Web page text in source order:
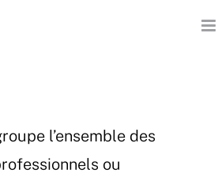
l’ensemble des
ou